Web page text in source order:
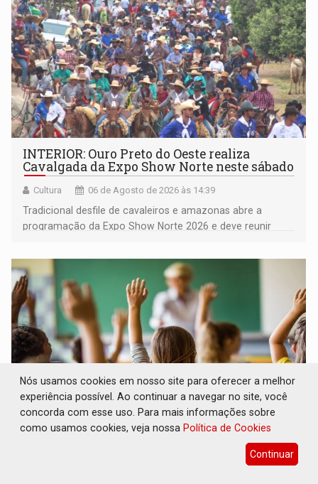
INTERIOR: Ouro Preto do Oeste realiza
Cavalgada da Expo Show Norte neste sábado
Cultura 06 de Agosto de 2026 às 14:39
Tradicional desfile de cavaleiros e amazonas abre a
programação da Expo Show Norte 2026 e deve reunir
DESENVOLVIMENTO: Ideb avança nos anos
Nós usamos cookies em nosso site para oferecer a melhor
experiência possível. Ao continuar a navegar no site, você
concorda com esse uso. Para mais informações sobre
como usamos cookies, veja nossa Política de Cookies
Continuar